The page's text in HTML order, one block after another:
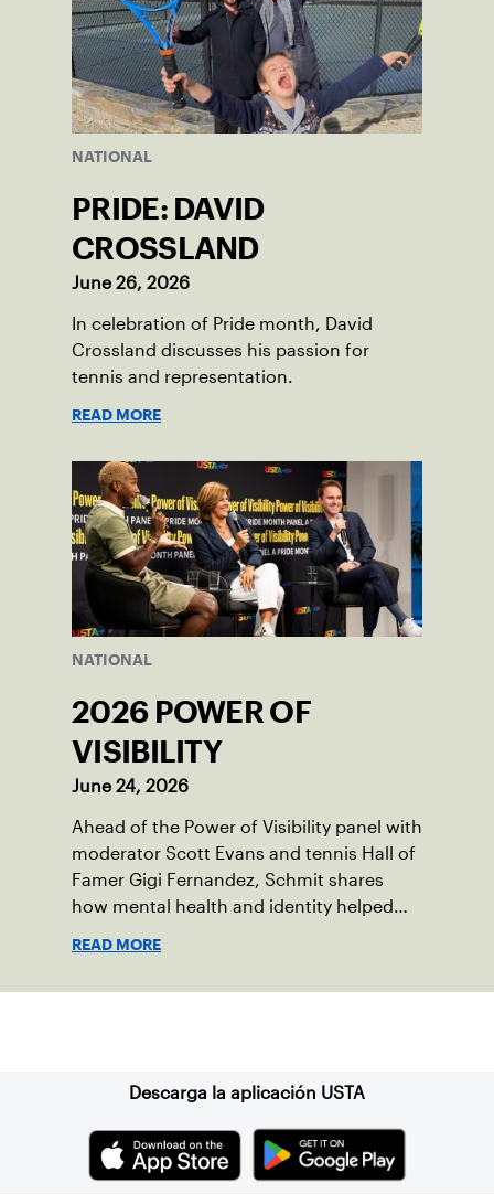
NATIONAL
PRIDE: DAVID
CROSSLAND
June 26, 2026
In celebration of Pride month, David
Crossland discusses his passion for
tennis and representation.
READ MORE
NATIONAL
2026 POWER OF
VISIBILITY
June 24, 2026
Ahead of the Power of Visibility panel with
moderator Scott Evans and tennis Hall of
Famer Gigi Fernandez, Schmit shares
how mental health and identity helped
READ MORE
Descarga la aplicación USTA